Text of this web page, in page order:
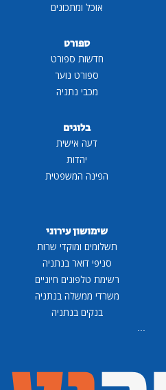
אוכל ומתכונים
ספורט
חדשות ספורט
ספורט נוער
מכבי נתניה
בלוגים
דעה אישית
יהדות
הפינה המשפטית
שימושון עירוני
תשלומים ומוקדי שרות
סניפי דואר בנתניה
רשימת טלפונים חיוניים
משרדי ממשלה בנתניה
בנקים בנתניה
...